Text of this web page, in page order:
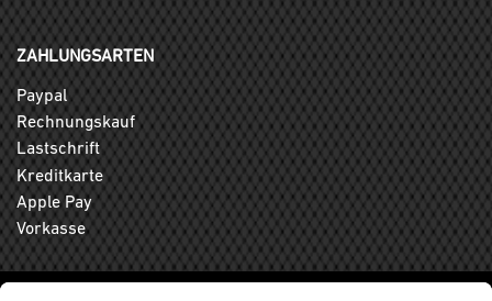
ZAHLUNGSARTEN
Paypal
Rechnungskauf
Lastschrift
Kreditkarte
Apple Pay
Vorkasse